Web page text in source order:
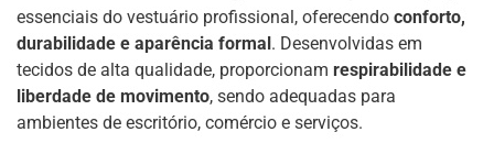
essenciais do vestuário profissional, oferecendo conforto,
durabilidade e aparência formal. Desenvolvidas em
tecidos de alta qualidade, proporcionam respirabilidade e
liberdade de movimento, sendo adequadas para
ambientes de escritório, comércio e serviços.